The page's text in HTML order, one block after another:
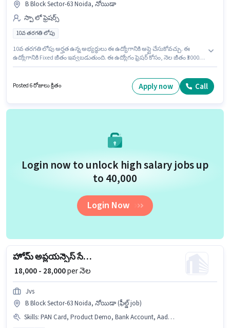
B Block Sector-63 Noida, నోయిడా
స్పా లో ఫ్రెషర్స్
10వ తరగతి లోపు
10వ తరగతి లోపు అర్హత ఉన్న అభ్యర్థులు ఈ ఉద్యోగానికి అప్లై చేసుకోవచ్చు. ఈ
ఉద్యోగానికి Fixed జీతం ఇవ్వబడుతుంది. ఈ ఉద్యోగం ఫ్రెషర్ కోసం, నెల జీతం ₹30000
Block Sector-63 Noida, నోయిడా లో ఉంది.
Posted 6 రోజులు క్రితం Apply now Call
Login now to unlock high salary jobs up
to ₹40,000
Login Now
హోమ్ అప్లయన్సెస్ సేల్స్ రీటైల్
₹ 18,000 - 28,000per నెల
Jvs
B Block Sector-63 Noida, నోయిడా (ఫీల్డ్ job)
Skills: PAN Card, Product Demo, Bank Account, Aadhar Card, Customer Handling